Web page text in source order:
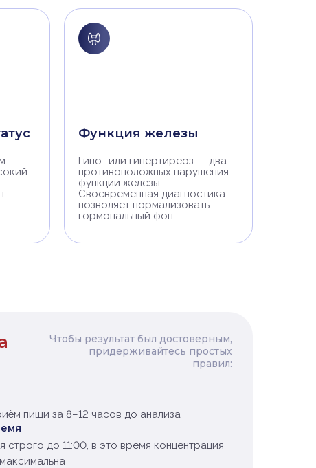
Функция железы
Гипо- или гипертиреоз — два
противоположных нарушения
функции железы.
Своевременная диагностика
позволяет нормализовать
гормональный фон.
Чтобы результат был достоверным,
придерживайтесь простых
правил:
пищи за 8–12 часов до анализа
строго до 11:00, в это время концентрация